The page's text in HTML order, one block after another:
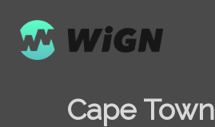
Cape Town